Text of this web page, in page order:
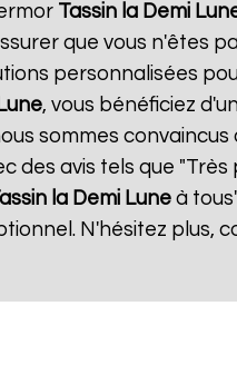
Tassin la Demi
que vous n'êtes
personnalisées
, vous bénéficiez
sommes convaincus
des avis tels que
la Demi Lune à
N'hésitez plus,